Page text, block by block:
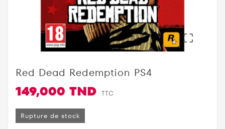

Red Dead Redemption PS4
149,000 TND TTC
Rupture de stock